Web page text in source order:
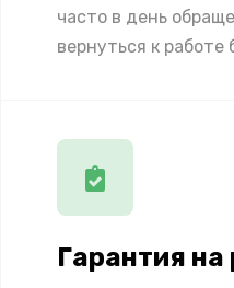
часто в день
вернуться к работе
Гарантия